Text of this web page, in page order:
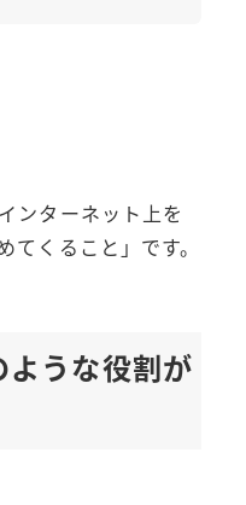
ンターネット上を
てくること」です。
うな役割が